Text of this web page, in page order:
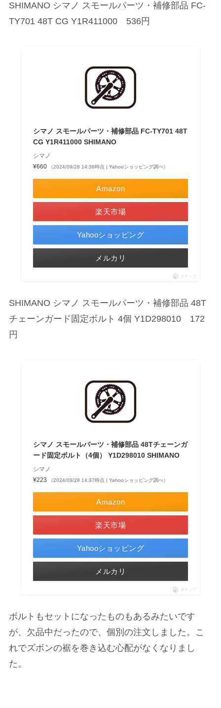
SHIMANO シマノ スモールパーツ・補修部品 FC-
TY701 48T CG Y1R411000 536円
シマノ スモールパーツ・補修部品 FC-TY701 48T
CG Y1R411000 SHIMANO
シマノ
¥660
（2024/09/28 14:36時点 | Yahooショッピング調べ）
Amazon
楽天市場
Yahooショッピング
メルカリ
ポチップ
SHIMANO シマノ スモールパーツ・補修部品 48T
チェーンガード固定ボルト 4個 Y1D298010 172
円
シマノ スモールパーツ・補修部品 48Tチェーンガ
ード固定ボルト（4個） Y1D298010 SHIMANO
シマノ
¥223
（2024/09/28 14:37時点 | Yahooショッピング調べ）
Amazon
楽天市場
Yahooショッピング
メルカリ
ポチップ
ボルトもセットになったものもあるみたいです
が、欠品中だったので、個別の注文しました。こ
れでズボンの裾を巻き込む心配がなくなりまし
た。